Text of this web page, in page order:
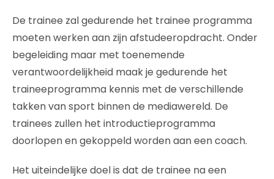
De trainee zal gedurende het trainee programma
moeten werken aan zijn afstudeeropdracht. Onder
begeleiding maar met toenemende
verantwoordelijkheid maak je gedurende het
traineeprogramma kennis met de verschillende
takken van sport binnen de mediawereld. De
trainees zullen het introductieprogramma
doorlopen en gekoppeld worden aan een coach.
Het uiteindelijke doel is dat de trainee na een